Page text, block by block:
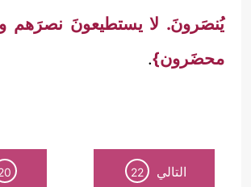
يُنصَرونَ. لا يستطيعونَ نصرَهم
محضَرون}.
التالي 22